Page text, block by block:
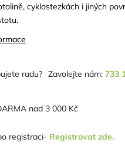
cyklostezkách i jiných
radu? Zavolejte nám: 733
nad 3 000 Kč
registraci- Registrovat zde.